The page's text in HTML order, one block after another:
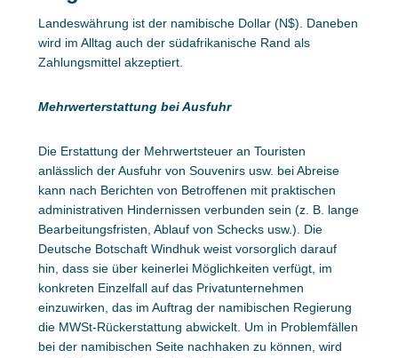
Landeswährung ist der namibische Dollar (N$). Daneben
wird im Alltag auch der südafrikanische Rand als
Zahlungsmittel akzeptiert.
Mehrwerterstattung bei Ausfuhr
Die Erstattung der Mehrwertsteuer an Touristen
anlässlich der Ausfuhr von Souvenirs usw. bei Abreise
kann nach Berichten von Betroffenen mit praktischen
administrativen Hindernissen verbunden sein (z. B. lange
Bearbeitungsfristen, Ablauf von Schecks usw.). Die
Deutsche Botschaft Windhuk weist vorsorglich darauf
hin, dass sie über keinerlei Möglichkeiten verfügt, im
konkreten Einzelfall auf das Privatunternehmen
einzuwirken, das im Auftrag der namibischen Regierung
die MWSt-Rückerstattung abwickelt. Um in Problemfällen
bei der namibischen Seite nachhaken zu können, wird